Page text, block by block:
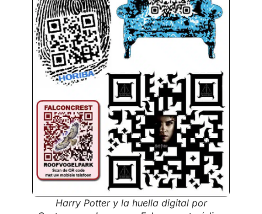
Harry Potter y la huella digital por